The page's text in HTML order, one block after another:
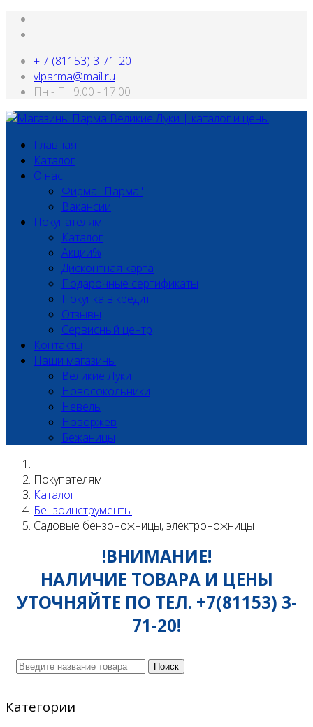
+ 7 (81153) 3-71-20
vlparma@mail.ru
Пн - Пт 9:00 - 17:00
Главная
Каталог
О нас
Фирма "Парма"
Вакансии
Покупателям
Каталог
Акции%
Дисконтная карта
Подарочные сертификаты
Покупка в кредит
Отзывы
Сервисный центр
Контакты
Наши магазины
Великие Луки
Новосокольники
Невель
Новоржев
Бежаницы
Покупателям
Каталог
Бензоинструменты
Садовые бензоножницы, электроножницы
!ВНИМАНИЕ!
НАЛИЧИЕ ТОВАРА И ЦЕНЫ
УТОЧНЯЙТЕ ПО ТЕЛ. +7(81153) 3-
71-20!
Поиск
Категории